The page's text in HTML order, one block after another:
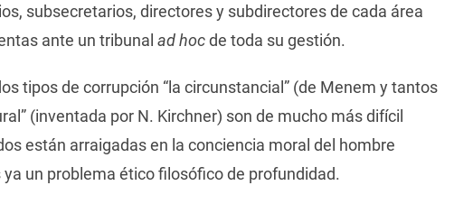
subsecretarios, directores y subdirectores de cada área
ante un tribunal ad hocde toda su gestión.
tipos de corrupción “la circunstancial” (de Menem y tantos
(inventada por N. Kirchner) son de mucho más difícil
están arraigadas en la conciencia moral del hombre
un problema ético filosófico de profundidad.